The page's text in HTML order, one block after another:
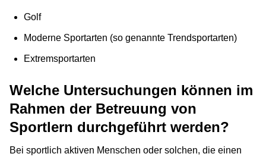
Golf
Moderne Sportarten (so genannte Trendsportarten)
Extremsportarten
Welche Untersuchungen können im
Rahmen der Betreuung von
Sportlern durchgeführt werden?
Bei sportlich aktiven Menschen oder solchen, die einen